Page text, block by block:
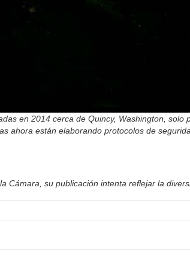
en 2014 cerca de Quincy, Washington,
ahora están elaborando protocolos de
Cámara, su publicación intenta reflejar la